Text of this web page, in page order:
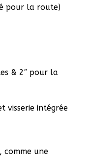
pour la route)
& 2″ pour la
visserie intégrée
comme une